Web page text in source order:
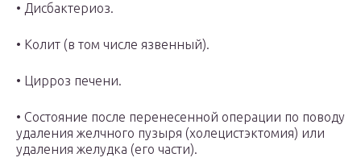
• Дисбактериоз.
• Колит (в том числе язвенный).
• Цирроз печени.
• Состояние после перенесенной операции по поводу
удаления желчного пузыря (холецистэктомия) или
удаления желудка (его части).